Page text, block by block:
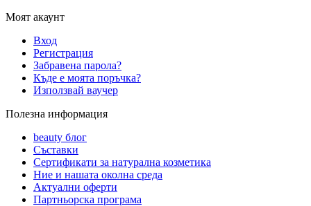
Моят акаунт
Вход
Регистрация
Забравена парола?
Къде е моята поръчка?
Използвай ваучер
Полезна информация
beauty блог
Съставки
Сертификати за натурална козметика
Ние и нашата околна среда
Актуални оферти
Партньорска програма